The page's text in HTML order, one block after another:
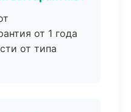
от 1 года
от типа